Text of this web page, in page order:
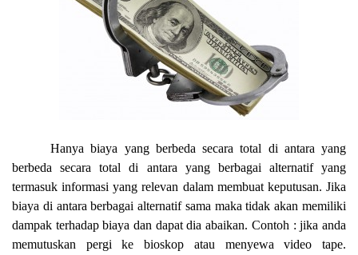
Hanya biaya yang berbeda secara total di antara yang
berbeda secara total di antara yang berbagai alternatif yang
termasuk informasi yang relevan dalam membuat keputusan. Jika
biaya di antara berbagai alternatif sama maka tidak akan memiliki
dampak terhadap biaya dan dapat dia abaikan. Contoh : jika anda
memutuskan pergi ke bioskop atau menyewa video tape.